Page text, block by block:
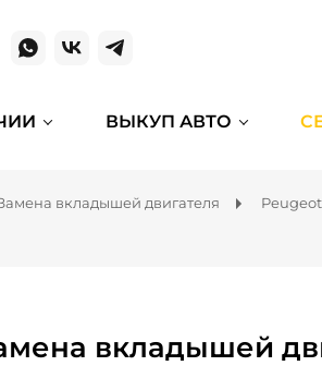
ВЫКУП АВТО
вкладышей двигателя Peugeot
вкладышей